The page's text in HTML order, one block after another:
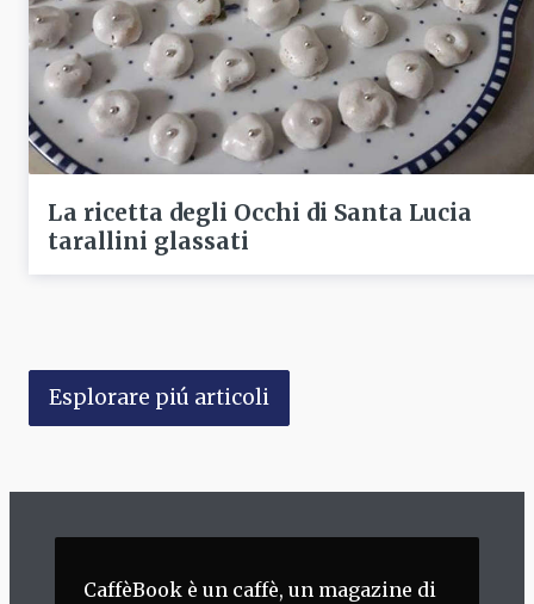
La ricetta degli Occhi di Santa Lucia
tarallini glassati
Esplorare piú articoli
CaffèBook è un caffè, un magazine di